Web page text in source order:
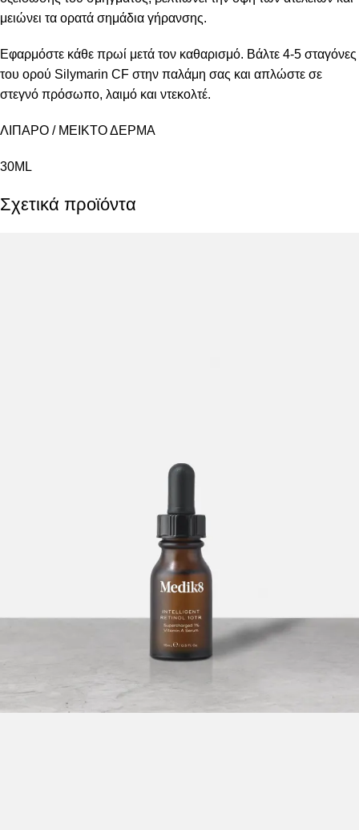
μειώνει τα ορατά σημάδια γήρανσης.
Εφαρμόστε κάθε πρωί μετά τον καθαρισμό. Βάλτε 4-5 σταγόνες
του ορού Silymarin CF στην παλάμη σας και απλώστε σε
στεγνό πρόσωπο, λαιμό και ντεκολτέ.
ΛΙΠΑΡΟ / ΜEΙΚΤΟ ΔΕΡΜΑ
30ML
Σχετικά προϊόντα